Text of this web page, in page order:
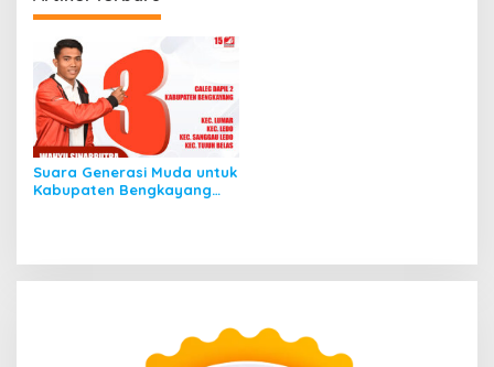
Suara Generasi Muda untuk
Kabupaten Bengkayang